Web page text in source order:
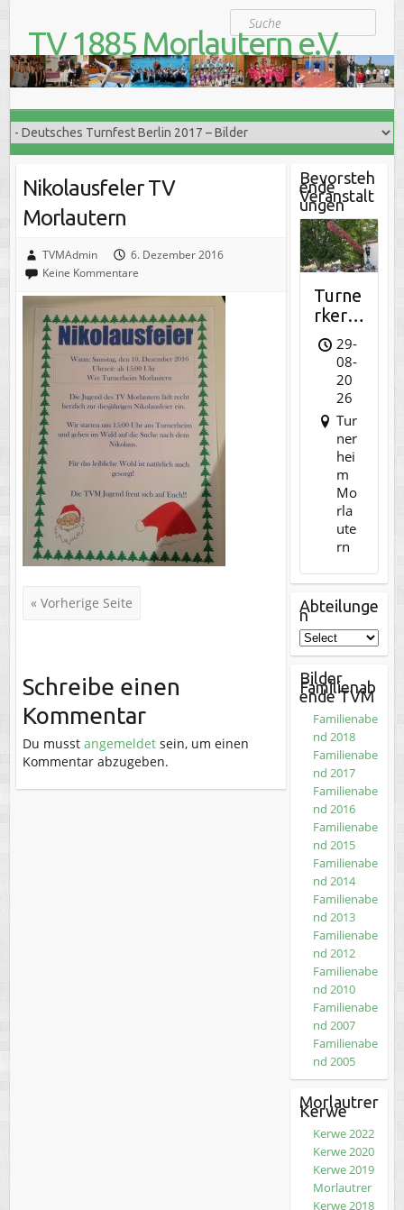
Suche
TV 1885 Morlautern e.V.
Der Turnverein für Jung und Alt
Nikolausfeler TV
Morlautern
TVMAdmin
6. Dezember 2016
Keine Kommentare
« Vorherige Seite
Schreibe einen
Kommentar
Du musstangemeldet sein, um einen
Kommentar abzugeben.
Bevorsteh
ende
Veranstalt
ungen
Turne
rkerw
e
29-
08-
20
26
Tur
ner
hei
m
Mo
rla
ute
rn
Abteilunge
n
Bilder
Familienab
ende TVM
Familienabe
nd 2018
Familienabe
nd 2017
Familienabe
nd 2016
Familienabe
nd 2015
Familienabe
nd 2014
Familienabe
nd 2013
Familienabe
nd 2012
Familienabe
nd 2010
Familienabe
nd 2007
Familienabe
nd 2005
Morlautrer
Kerwe
Kerwe 2022
Kerwe 2020
Kerwe 2019
Morlautrer
Kerwe 2018